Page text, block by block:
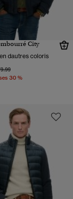
City
dautres coloris
de
à
30 %